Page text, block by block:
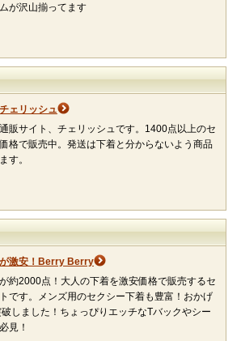
が沢山揃ってます
ェリッシュ
販サイト、チェリッシュです。1400点以上のセ
格で販売中。発送は下着と分からないよう商品
す。
激安！Berry Berry
約2000点！大人の下着を激安価格で販売するセ
です。メンズ用のセクシー下着も豊富！おかげ
しました！ちょっぴりエッチなTバックやシー
見！